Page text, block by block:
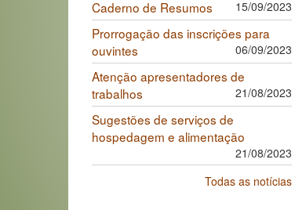
Caderno de Resumos 15/09/2023
Prorrogação das inscrições para
ouvintes
06/09/2023
Atenção apresentadores de
trabalhos
21/08/2023
Sugestões de serviços de
hospedagem e alimentação
21/08/2023
Todas as notícias